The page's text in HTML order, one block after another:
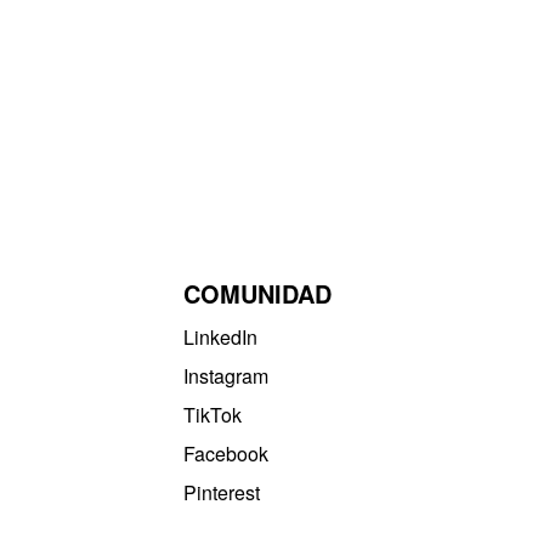
COMUNIDAD
LinkedIn
Instagram
TikTok
Facebook
Pinterest